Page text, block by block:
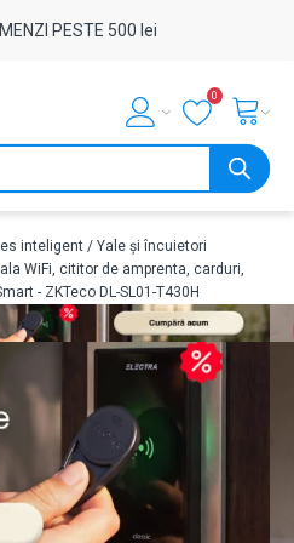
PESTE 500 lei
0
inteligent / Yale și încuietori
WiFi, cititor de amprenta, carduri,
- ZKTeco DL-SL01-T430H